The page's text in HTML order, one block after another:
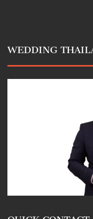
WEDDING